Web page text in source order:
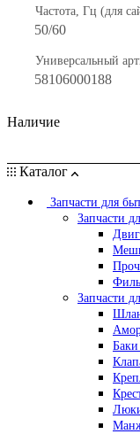
Частота, Гц (для
50/60
Универсальный
58106000188
Наличие
Каталог
Запчасти для
Запчасти
Запчасти